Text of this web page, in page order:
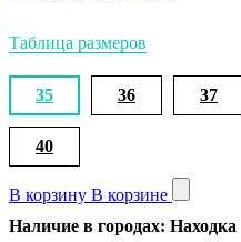
Таблица размеров
35 36 37
40
В корзину В корзине
Наличие в городах: Находка